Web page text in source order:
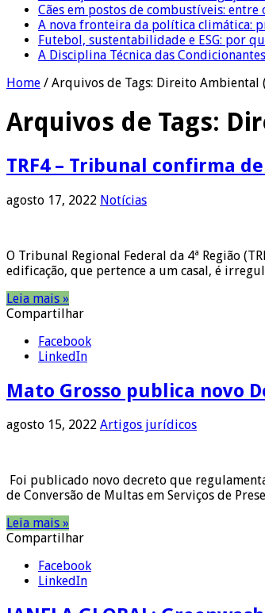
Cães em postos de combustíveis:
A nova fronteira da política climática:
Futebol, sustentabilidade e ESG: por
A Disciplina Técnica das
Home / Arquivos de Tags: Direito Ambiental
Arquivos de Tags:
TRF4 – Tribunal confirma
agosto 17, 2022 Notícias
O Tribunal Regional Federal da 4ª Região
edificação, que pertence a um casal, é
Leia mais »
Compartilhar
Facebook
LinkedIn
Mato Grosso publica novo
agosto 15, 2022 Artigos jurídicos
Foi publicado novo decreto que
de Conversão de Multas em Serviços de
Leia mais »
Compartilhar
Facebook
LinkedIn